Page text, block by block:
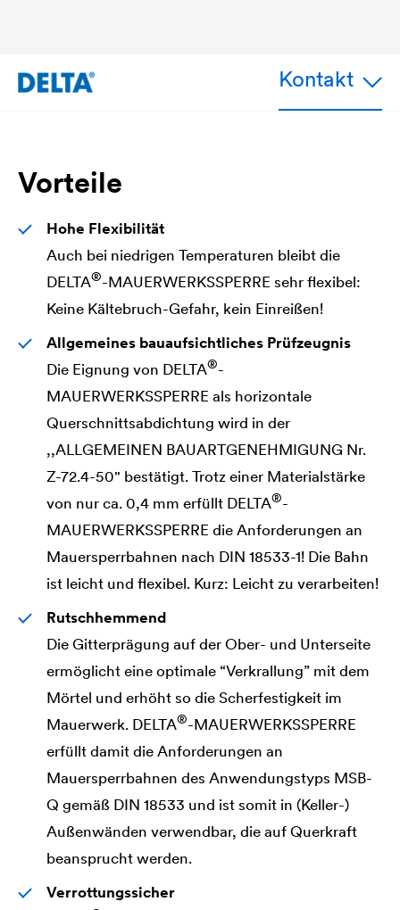
Kontakt
Vorteile
Hohe Flexibilität
Auch bei niedrigen Temperaturen bleibt die
DELTA®-MAUERWERKSSPERRE sehr flexibel:
Keine Kältebruch-Gefahr, kein Einreißen!
Allgemeines bauaufsichtliches Prüfzeugnis
Die Eignung von DELTA®-
MAUERWERKSSPERRE als horizontale
Querschnittsabdichtung wird in der
,,ALLGEMEINEN BAUARTGENEHMIGUNG Nr.
Z-72.4-50" bestätigt. Trotz einer Materialstärke
von nur ca. 0,4 mm erfüllt DELTA®-
MAUERWERKSSPERRE die Anforderungen an
Mauersperrbahnen nach DIN 18533-1! Die Bahn
ist leicht und flexibel. Kurz: Leicht zu verarbeiten!
Rutschhemmend
Die Gitterprägung auf der Ober- und Unterseite
ermöglicht eine optimale “Verkrallung” mit dem
Mörtel und erhöht so die Scherfestigkeit im
Mauerwerk. DELTA®-MAUERWERKSSPERRE
erfüllt damit die Anforderungen an
Mauersperrbahnen des Anwendungstyps MSB-
Q gemäß DIN 18533 und ist somit in (Keller-)
Außenwänden verwendbar, die auf Querkraft
beansprucht werden.
Verrottungssicher